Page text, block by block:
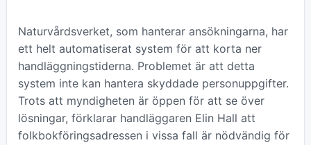
Naturvårdsverket, som hanterar ansökningarna, har
ett helt automatiserat system för att korta ner
handläggningstiderna. Problemet är att detta
system inte kan hantera skyddade personuppgifter.
Trots att myndigheten är öppen för att se över
lösningar, förklarar handläggaren Elin Hall att
folkbokföringsadressen i vissa fall är nödvändig för